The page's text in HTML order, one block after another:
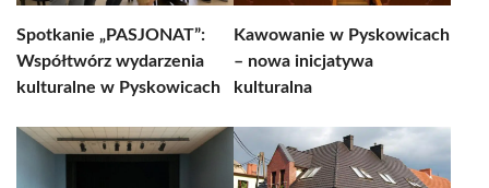
Spotkanie „PASJONAT”:
Współtwórz wydarzenia
kulturalne w Pyskowicach
Kawowanie w Pyskowicach
– nowa inicjatywa
kulturalna